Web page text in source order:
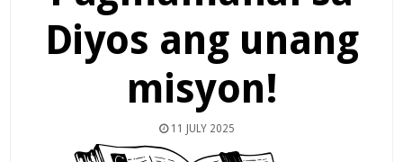
Diyos ang unang
misyon!
11 JULY 2025